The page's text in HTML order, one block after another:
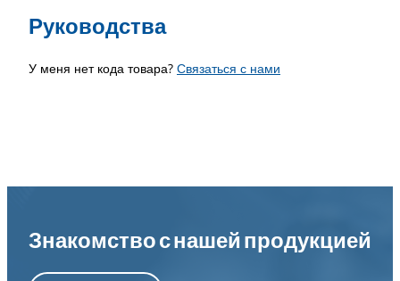
Руководства
У меня нет кода товара? Связаться с нами
Знакомство с нашей продукцией